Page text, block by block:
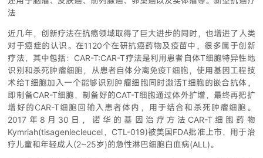
法
近几年，创新疗法在抗癌领域取得了巨大进步的同时，也增进了人类
对于癌症的认识。在1120个在研抗癌药物及疫苗中，很多属于创新
疗法，其中包括：CAR-T:CAR-T疗法是利用患者自体T细胞特异性地
识别和杀死肿瘤细胞，从患者自体分离免疫T细胞，使用基因工程技
术给T细胞加入一个能够识别肿瘤细胞同时激活T细胞的嵌合抗体，
即制备CAR-T细胞，制备好的CAT-T细胞通过体外扩增，最终再把扩
增好的CAR-T细胞回输入患者体内，用于结合和杀死肿瘤细胞。
2017年8月30日，诺华的基因治疗方法CAR-T细胞药物
Kymriah(tisagenlecleucel，CTL-019)被美国FDA批准上市，用于治
疗儿童和年轻成人(2~25岁)的急性淋巴细胞白血病(ALL)。